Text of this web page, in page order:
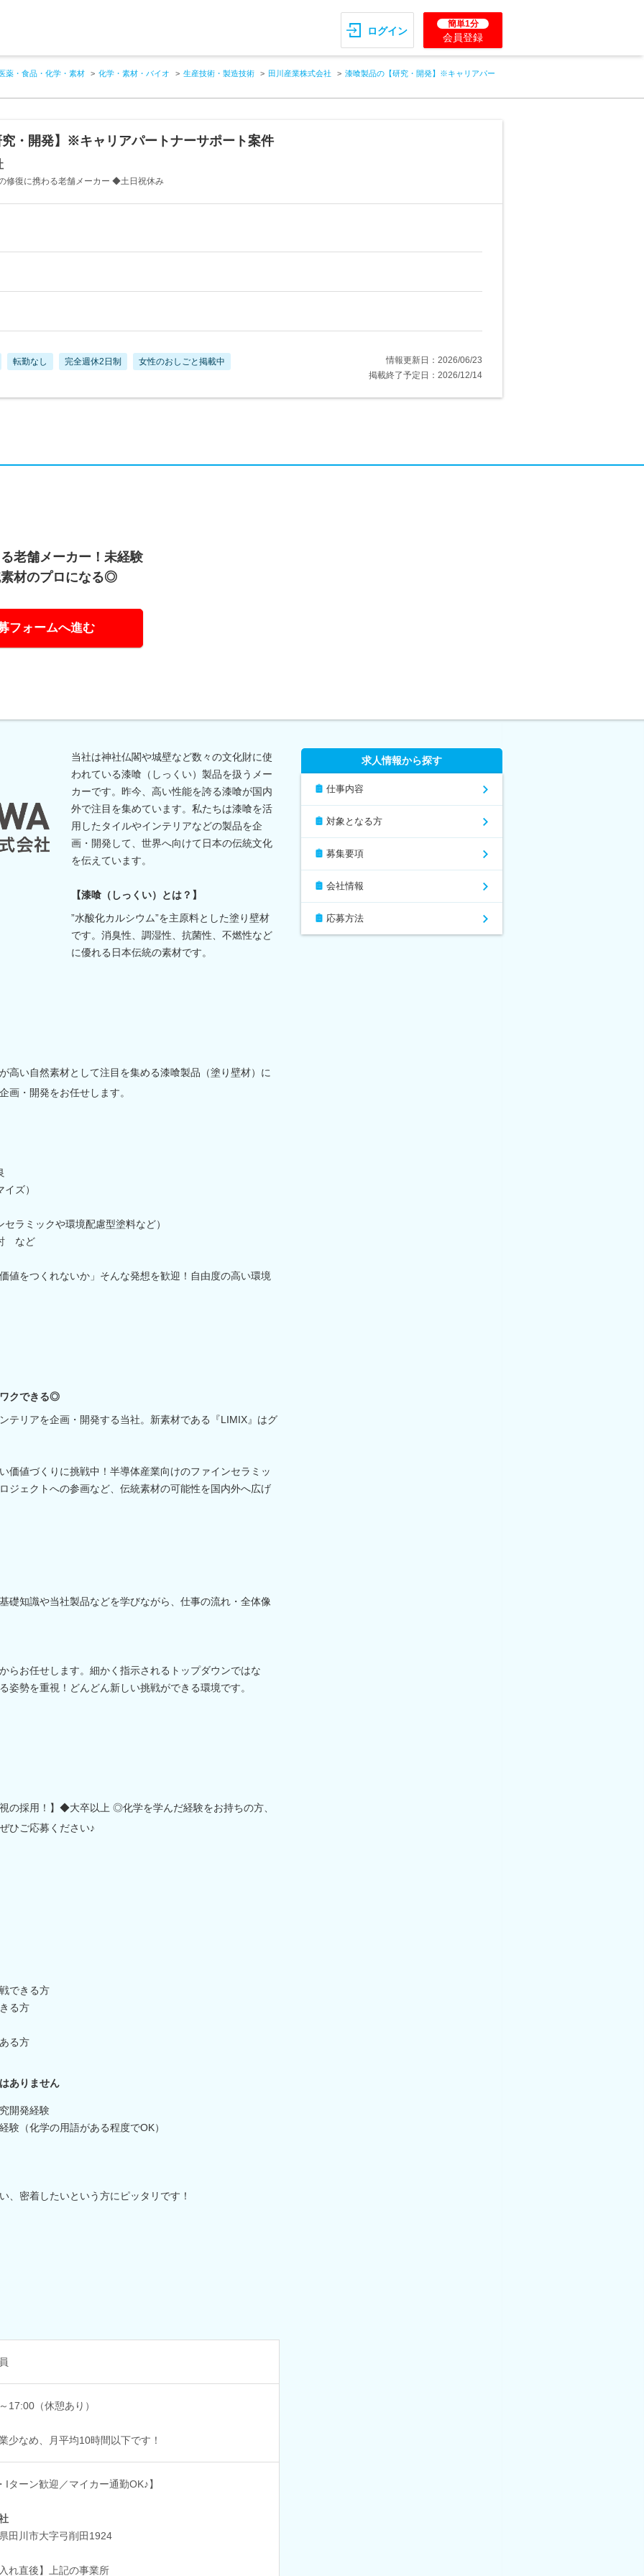
ログイン
簡単1分
会員登録
薬・食品・化学・素材 化学・素材・バイオ 生産技術・製造技術 田川産業株式会社 漆喰製品の【研究・開発】※キャリアパー
・開発】※キャリアパートナーサポート案件
修復に携わる老舗メーカー ◆土日祝休み
転勤なし 完全週休2日制 女性のおしごと掲載中
情報更新日：2026/06/23
掲載終了予定日：2026/12/14
老舗メーカー！未経験
材のプロになる◎
フォームへ進む
当社は神社仏閣や城壁など数々の文化財に使
われている漆喰（しっくい）製品を扱うメー
カーです。昨今、高い性能を誇る漆喰が国内
外で注目を集めています。私たちは漆喰を活
用したタイルやインテリアなどの製品を企
画・開発して、世界へ向けて日本の伝統文化
を伝えています。
【漆喰（しっくい）とは？】
”水酸化カルシウム”を主原料とした塗り壁材
です。消臭性、調湿性、抗菌性、不燃性など
に優れる日本伝統の素材です。
高い自然素材として注目を集める漆喰製品（塗り壁材）に
画・開発をお任せします。
ズ）
ラミックや環境配慮型塗料など）
など
値をつくれないか」そんな発想を歓迎！自由度の高い環境
クできる◎
テリアを企画・開発する当社。新素材である『LIMIX』はグ
価値づくりに挑戦中！半導体産業向けのファインセラミッ
ジェクトへの参画など、伝統素材の可能性を国内外へ広げ
礎知識や当社製品などを学びながら、仕事の流れ・全体像
らお任せします。細かく指示されるトップダウンではな
姿勢を重視！どんどん新しい挑戦ができる環境です。
の採用！】◆大卒以上 ◎化学を学んだ経験をお持ちの方、
ひご応募ください♪
できる方
る方
る方
ありません
開発経験
（化学の用語がある程度でOK）
、密着したいという方にピッタリです！
17:00（休憩あり）
少なめ、月平均10時間以下です！
Iターン歓迎／マイカー通勤OK♪】
田川市大字弓削田1924
れ直後】上記の事業所
求人情報から探す
仕事内容
対象となる方
募集要項
会社情報
応募方法